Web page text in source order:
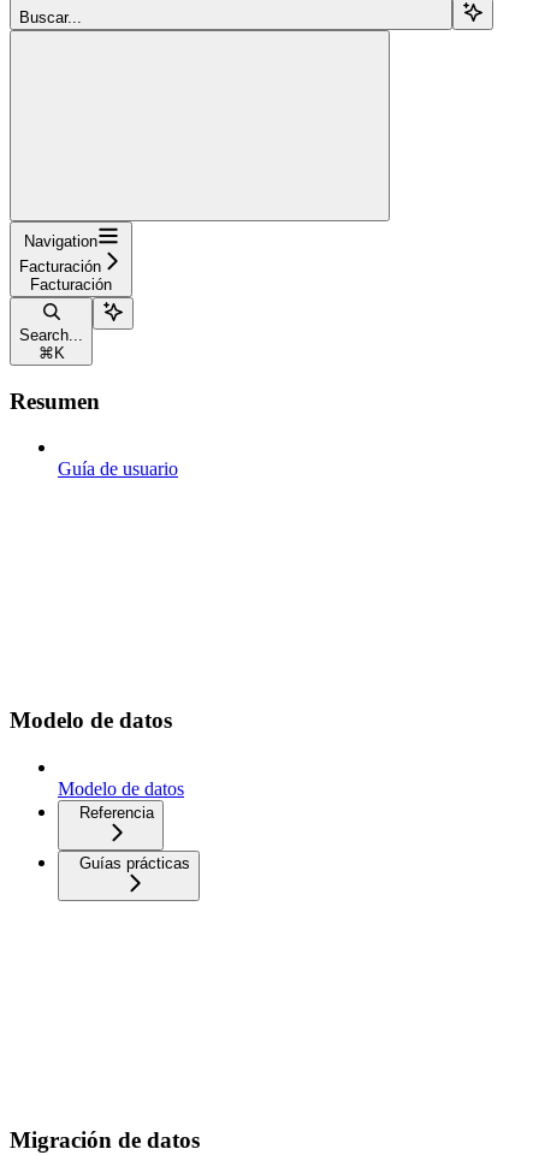
Buscar...
Navigation
Facturación
Facturación
Search...
⌘ K
Resumen
Guía de usuario
Modelo de datos
Modelo de datos
Referencia
Guías prácticas
Migración de datos